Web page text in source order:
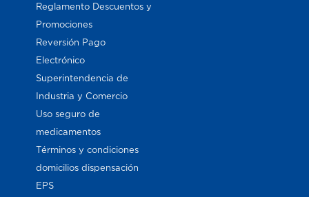
Reglamento Descuentos y
Promociones
Reversión Pago
Electrónico
Superintendencia de
Industria y Comercio
Uso seguro de
medicamentos
Términos y condiciones
domicilios dispensación
EPS